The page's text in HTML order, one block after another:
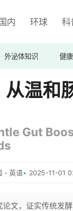
内 环球 科
外泌体知识 健
温和
Gut
- 英语 2025-11-01
文，证实传统发